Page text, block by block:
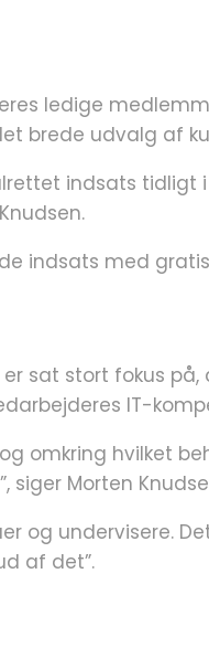
ledige
brede udvalg af
indsats tidligt
indsats med
sat stort fokus
IT-
omkring hvilket
Morten
og undervisere.
af det”.